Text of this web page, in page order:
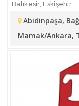
Balıkesir, Eskişehir,...
Abidinpaşa,
Mamak/Ankara,